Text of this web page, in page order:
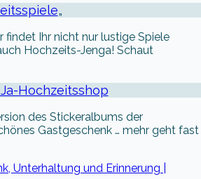
„
Ihr nicht nur lustige Spiele
Hochzeits-Jenga! Schaut
Hochzeitsshop
des Stickeralbums der
Gastgeschenk … mehr geht fast